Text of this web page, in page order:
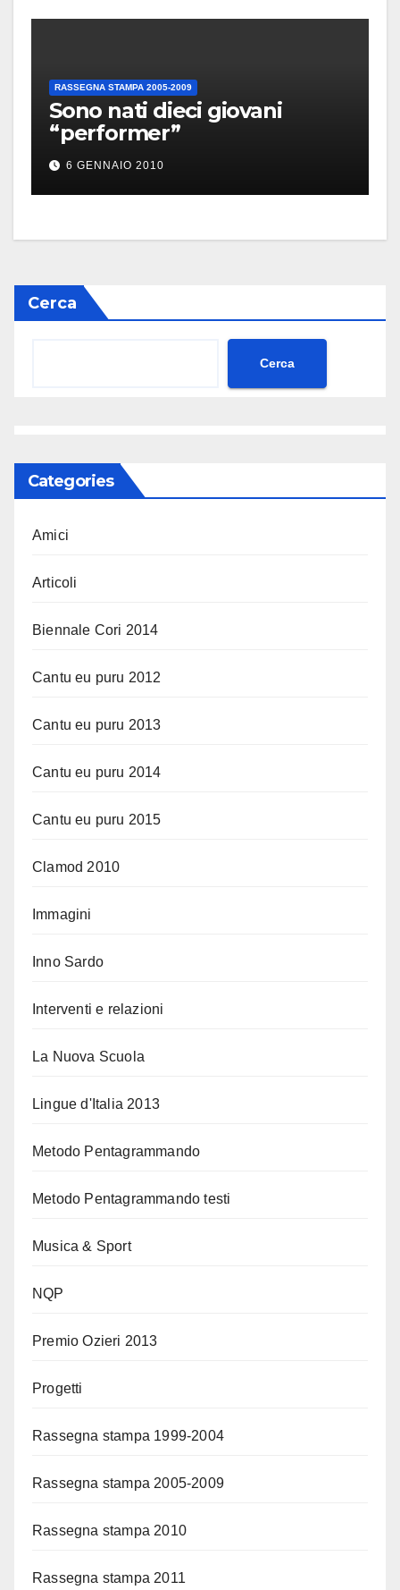
RASSEGNA STAMPA 2005-2009
Sono nati dieci giovani
“performer”
6 GENNAIO 2010
Cerca
Cerca
Categories
Amici
Articoli
Biennale Cori 2014
Cantu eu puru 2012
Cantu eu puru 2013
Cantu eu puru 2014
Cantu eu puru 2015
Clamod 2010
Immagini
Inno Sardo
Interventi e relazioni
La Nuova Scuola
Lingue d'Italia 2013
Metodo Pentagrammando
Metodo Pentagrammando testi
Musica & Sport
NQP
Premio Ozieri 2013
Progetti
Rassegna stampa 1999-2004
Rassegna stampa 2005-2009
Rassegna stampa 2010
Rassegna stampa 2011